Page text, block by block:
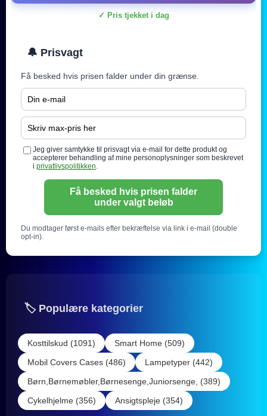
✓ Pris tjekket i dag
🔔 Prisvagt
Få besked hvis prisen falder under din grænse.
Jeg giver samtykke til prisvagt via e-mail for dette produkt og
accepterer behandling af mine personoplysninger som beskrevet
i privatlivspolitikken.
Få besked hvis prisen falder
under valgt beløb
Du modtager først e-mails efter bekræftelse via link i e-mail (double
opt-in).
🏷️ Populære kategorier
Kosttilskud (1091)
Smart Home (509)
Mobil Covers Cases (486)
Lampetyper (442)
Børn,Børnemøbler,Børnesenge,Juniorsenge, (389)
Cykelhjelme (356)
Ansigtspleje (354)